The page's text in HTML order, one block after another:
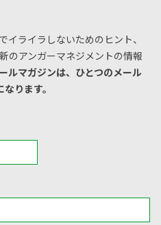
イライラしないためのヒント、
のアンガーマネジメントの情報
ルマガジンは、ひとつのメール
ります。